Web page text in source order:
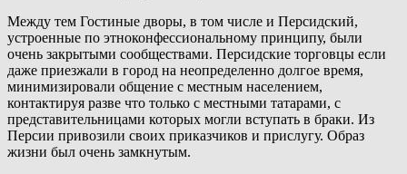
Между тем Гостиные дворы, в том числе и Персидский,
устроенные по этноконфессиональному принципу, были
очень закрытыми сообществами. Персидские торговцы если
даже приезжали в город на неопределенно долгое время,
минимизировали общение с местным населением,
контактируя разве что только с местными татарами, с
представительницами которых могли вступать в браки. Из
Персии привозили своих приказчиков и прислугу. Образ
жизни был очень замкнутым.